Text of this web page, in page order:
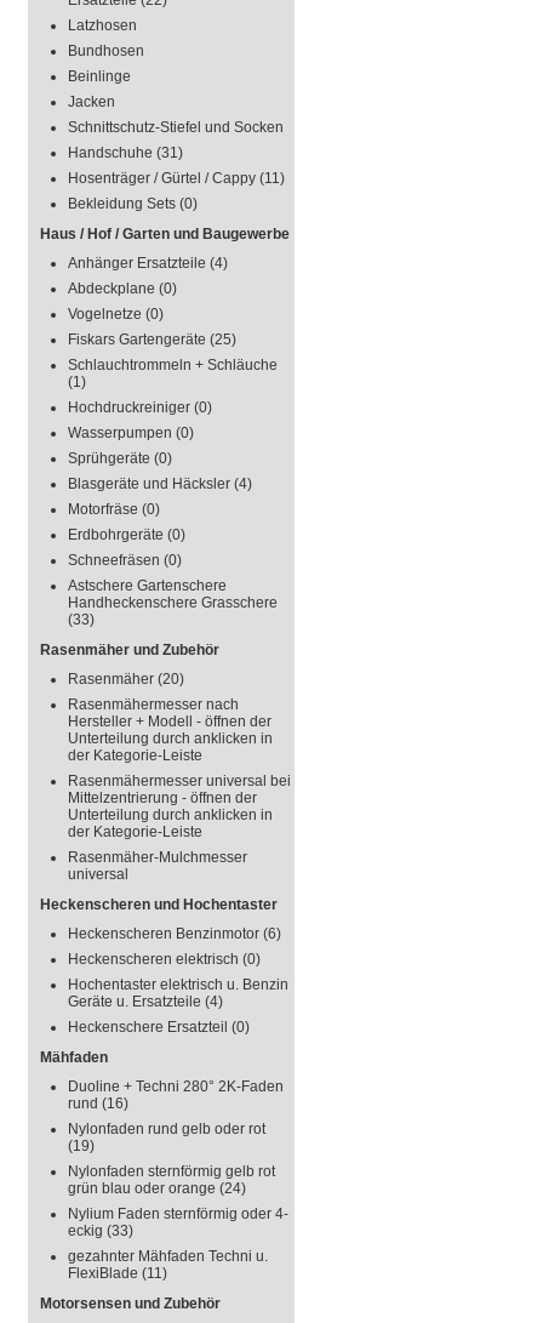
Latzhosen
Bundhosen
Beinlinge
Jacken
Schnittschutz-Stiefel und Socken
Handschuhe (31)
Hosenträger / Gürtel / Cappy (11)
Bekleidung Sets (0)
Haus / Hof / Garten und Baugewerbe
Anhänger Ersatzteile (4)
Abdeckplane (0)
Vogelnetze (0)
Fiskars Gartengeräte (25)
Schlauchtrommeln + Schläuche
(1)
Hochdruckreiniger (0)
Wasserpumpen (0)
Sprühgeräte (0)
Blasgeräte und Häcksler (4)
Motorfräse (0)
Erdbohrgeräte (0)
Schneefräsen (0)
Astschere Gartenschere
Handheckenschere Grasschere
(33)
Rasenmäher und Zubehör
Rasenmäher (20)
Rasenmähermesser nach
Hersteller + Modell - öffnen der
Unterteilung durch anklicken in
der Kategorie-Leiste
Rasenmähermesser universal bei
Mittelzentrierung - öffnen der
Unterteilung durch anklicken in
der Kategorie-Leiste
Rasenmäher-Mulchmesser
universal
Heckenscheren und Hochentaster
Heckenscheren Benzinmotor (6)
Heckenscheren elektrisch (0)
Hochentaster elektrisch u. Benzin
Geräte u. Ersatzteile (4)
Heckenschere Ersatzteil (0)
Mähfaden
Duoline + Techni 280° 2K-Faden
rund (16)
Nylonfaden rund gelb oder rot
(19)
Nylonfaden sternförmig gelb rot
grün blau oder orange (24)
Nylium Faden sternförmig oder 4-
eckig (33)
gezahnter Mähfaden Techni u.
FlexiBlade (11)
Motorsensen und Zubehör